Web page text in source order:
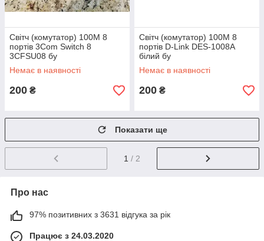
Світч (комутатор) 100M 8
портів 3Com Switch 8
3CFSU08 бу
Немає в наявності
200 ₴
Світч (комутатор) 100M 8
портів D-Link DES-1008A
білий бу
Немає в наявності
200 ₴
Показати ще
1 / 2
Про нас
97% позитивних з 3631 відгука за рік
Працює з 24.03.2020